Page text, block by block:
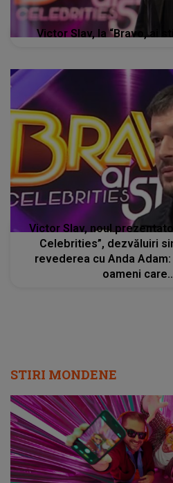
Victor Slav, la “Bravo, ai
Victor Slav, noul
Celebrities”, dezvăluiri
revederea cu Anda Adam:
oameni
STIRI MONDENE